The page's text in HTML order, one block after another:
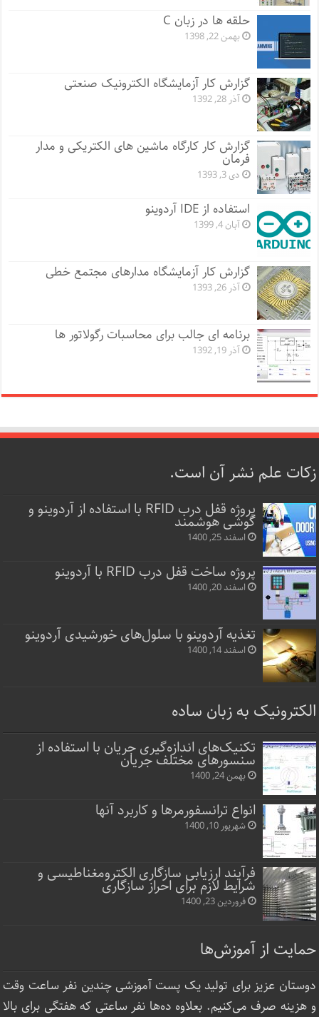
حلقه ها در زبان C
بهمن 22, 1398
گزارش کار آزمایشگاه الکترونیک صنعتی
آذر 28, 1392
گزارش کار کارگاه ماشین های الکتریکی و مدار
فرمان
دی 3, 1393
استفاده از IDE آردوینو
آبان 4, 1399
گزارش کار آزمایشگاه مدارهای مجتمع خطی
آذر 26, 1393
برنامه ای جالب برای محاسبات رگولاتور ها
آذر 19, 1392
زکات علم نشر آن است.
پروژه قفل‌ درب RFID با استفاده از آردوینو و
گوشی هوشمند
اسفند 25, 1400
پروژه ساخت قفل‌ درب RFID با آردوینو
اسفند 20, 1400
تغذیه آردوینو با سلول‌های خورشیدی آردوینو
اسفند 14, 1400
الکترونیک به زبان ساده
تکنیک‌های اندازه‌گیری جریان با استفاده از
سنسورهای مختلف جریان
بهمن 24, 1400
انواع ترانسفورمرها و کاربرد آنها
شهریور 10, 1400
فرآیند ارزیابی سازگاری الکترومغناطیسی و
شرایط لازم برای احراز سازگاری
فروردین 23, 1400
حمایت از آموزش‌ها
دوستان عزیز برای تولید یک پست آموزشی چندین نفر ساعت‌ وقت
و هزینه صرف می‌کنیم. بعلاوه ده‌ها نفر ساعتی که هفتگی برای بالا